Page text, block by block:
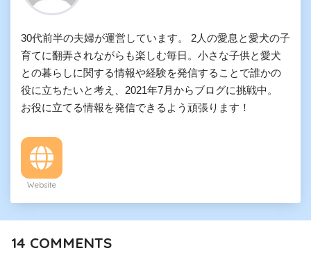
30代前半の夫婦が運営しています。 2人の愛息と愛犬の子
育てに翻弄されながらも楽しむ毎日。小さな子供と愛犬
との暮らしに関する情報や経験を発信することで誰かの
役に立ちたいと考え、2021年7月からブログに挑戦中。
お役に立てる情報を発信できるよう頑張ります！
Website
14 COMMENTS